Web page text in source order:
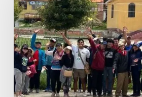
Idente
de
Bolivia
en
su
campamento